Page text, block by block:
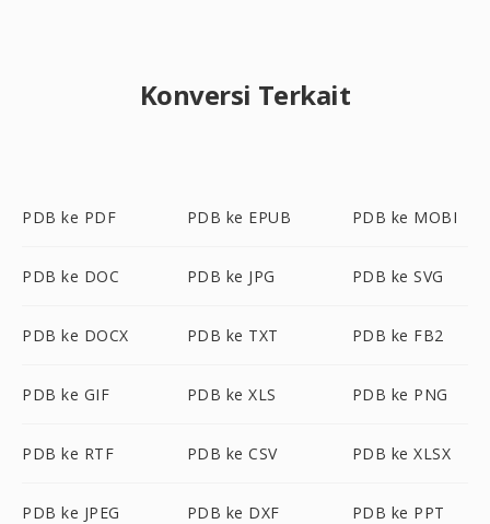
Konversi Terkait
PDB ke PDF PDB ke EPUB PDB ke MOBI
PDB ke DOC PDB ke JPG PDB ke SVG
PDB ke DOCX PDB ke TXT PDB ke FB2
PDB ke GIF PDB ke XLS PDB ke PNG
PDB ke RTF PDB ke CSV PDB ke XLSX
PDB ke JPEG PDB ke DXF PDB ke PPT